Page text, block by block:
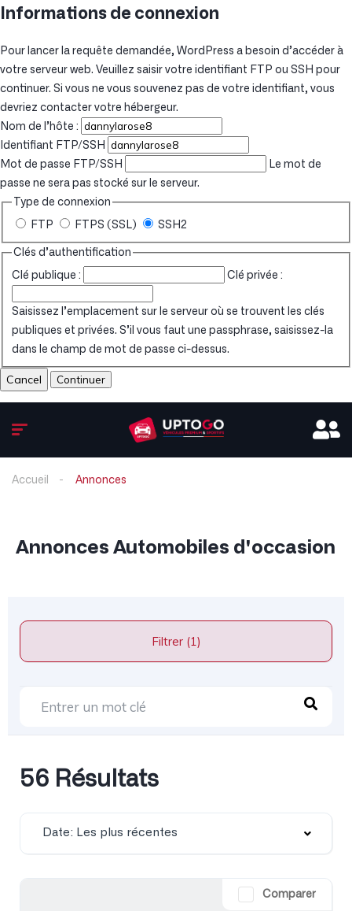
Informations de connexion
Pour lancer la requête demandée, WordPress a besoin d’accéder à
votre serveur web. Veuillez saisir votre identifiant FTP ou SSH pour
continuer. Si vous ne vous souvenez pas de votre identifiant, vous
devriez contacter votre hébergeur.
Nom de l’hôte :
Identifiant FTP/SSH
Mot de passe FTP/SSH
Le mot de
passe ne sera pas stocké sur le serveur.
Type de connexion
FTP FTPS (SSL) SSH2
Clés d’authentification
Clé publique : Clé privée :
Saisissez l’emplacement sur le serveur où se trouvent les clés
publiques et privées. S’il vous faut une passphrase, saisissez-la
dans le champ de mot de passe ci-dessus.
Cancel
Accueil Annonces
Annonces Automobiles d'occasion
Filtrer (1)
56 Résultats
Date: Les plus récentes
Comparer